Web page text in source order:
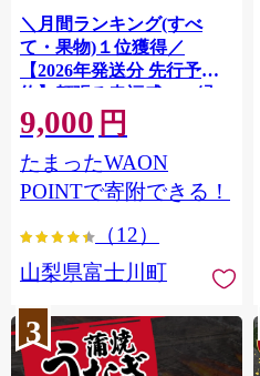
＼月間ランキング(すべ
て・果物)１位獲得／
【2026年発送分 先行予
約】頬張る幸福感 〜緑の
宝石・ シャインマスカッ
ト 〜 １ｋｇ以上（２〜３
房） フルーツ 山梨県産 果
物 くだもの シャイン マス
大粒 種なし 先行予約 富士
円 九千円
9,000 円
たまったWAON
POINTで寄附できる！
（12）
山梨県富士川町
3